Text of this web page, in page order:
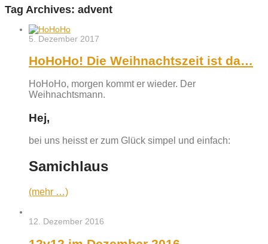
Tag Archives: advent
5. Dezember 2017
HoHoHo! Die Weihnachtszeit ist da…
HoHoHo, morgen kommt er wieder. Der
Weihnachtsmann.
Hej,
bei uns heisst er zum Glück simpel und einfach:
Samichlaus
(mehr …)
12. Dezember 2016